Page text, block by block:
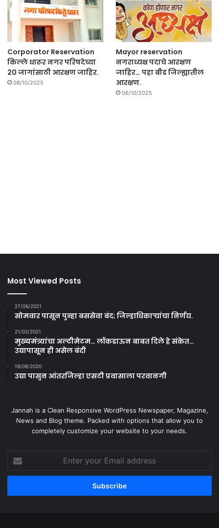
Corporator Reservation
किल्ले धारूर नगर परिषदेच्या
20 जागांसाठी आरक्षण जाहिर.
08/10/2025
Mayor reservation
नगराध्यक्ष पदाचे आरक्षण
जाहिर… पहा बीड जिल्ह्यातील
आरक्षण.
06/10/2025
Most Viewed Posts
27/06/2021
सोमवार पासून पुन्हा बससेवा बंद; जिल्हाधिकाऱ्यांचा निर्णय.
21/02/2021
मुख्यमंत्र्यांचा अल्टीमेटम… लॉकडाऊन बाबत दिले हे संकेत…
उद्यापासून ही असेल बंदी
19/08/2020
उद्या पासुन आंतरजिल्हा एसटी प्रवासाला परवानगी
Jannah is a Clean Responsive WordPress Newspaper, Magazine,
News and Blog theme. Packed with options that allow you to
completely customize your website to your needs.
your
Email